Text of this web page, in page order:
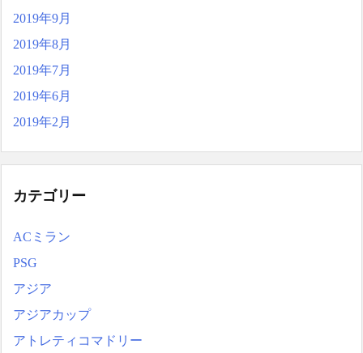
2019年9月
2019年8月
2019年7月
2019年6月
2019年2月
カテゴリー
ACミラン
PSG
アジア
アジアカップ
アトレティコマドリー